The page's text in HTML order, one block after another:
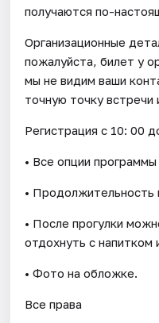
получаются по-
Организационные
пожалуйста, билет у
мы не видим ваши
точную точку встречи
Регистрация с 10: 00
• Все опции
• Продолжительность
• После прогулки
отдохнуть с напитком
• Фото на обложке.
Все права